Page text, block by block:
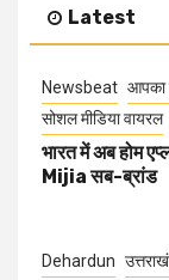
Latest
Newsbeat आपका
सोशल मीडिया वायरल
भारत में अब होम
Mijia सब-ब्रांड
Dehardun